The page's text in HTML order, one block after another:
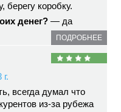
коробку.
денег? — да
ПОДРОБНЕЕ
всегда думал что
из-за рубежа